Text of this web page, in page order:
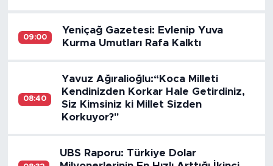
09:00
Yeniçağ Gazetesi: Evlenip Yuva
Kurma Umutları Rafa Kalktı
08:40
Yavuz Ağıralioğlu:“Koca Milleti
Kendinizden Korkar Hale Getirdiniz,
Siz Kimsiniz ki Millet Sizden
Korkuyor?''
UBS Raporu: Türkiye Dolar